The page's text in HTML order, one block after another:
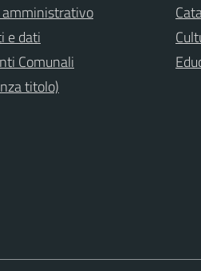
amministrativo
e dati
Comunali
titolo)